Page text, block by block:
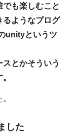
でも楽しむこと
るようなプログ
unityというツ
とかそういう
した